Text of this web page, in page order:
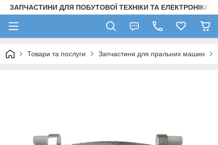
ЗАПЧАСТИНИ ДЛЯ ПОБУТОВОЇ ТЕХНІКИ ТА ЕЛЕКТРОНІКИ
Товари та послуги Запчастини для пральних машин